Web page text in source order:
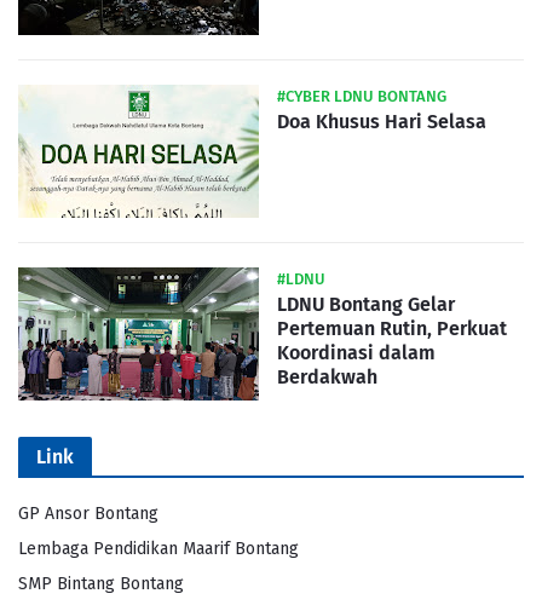
#CYBER LDNU BONTANG
Doa Khusus Hari Selasa
#LDNU
LDNU Bontang Gelar
Pertemuan Rutin, Perkuat
Koordinasi dalam
Berdakwah
Link
GP Ansor Bontang
Lembaga Pendidikan Maarif Bontang
SMP Bintang Bontang